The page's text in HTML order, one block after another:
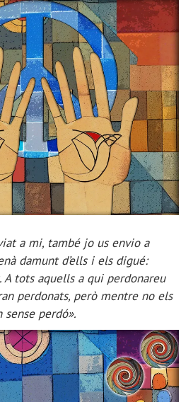
a mi, també jo us envio a
damunt d’ells i els digué:
A tots aquells a qui perdonareu
perdonats, però mentre no els
sense perdó».